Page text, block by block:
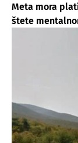
Meta mora
štete